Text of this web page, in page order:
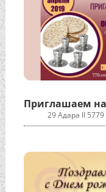
Приглашаем
29 Адара II 5779